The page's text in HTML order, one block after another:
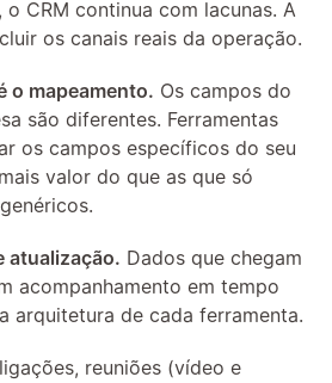
CRM continua com lacunas. A
os canais reais da operação.
o mapeamento. Os campos do
são diferentes. Ferramentas
os campos específicos do seu
valor do que as que só
atualização. Dados que chegam
acompanhamento em tempo
arquitetura de cada ferramenta.
reuniões (vídeo e